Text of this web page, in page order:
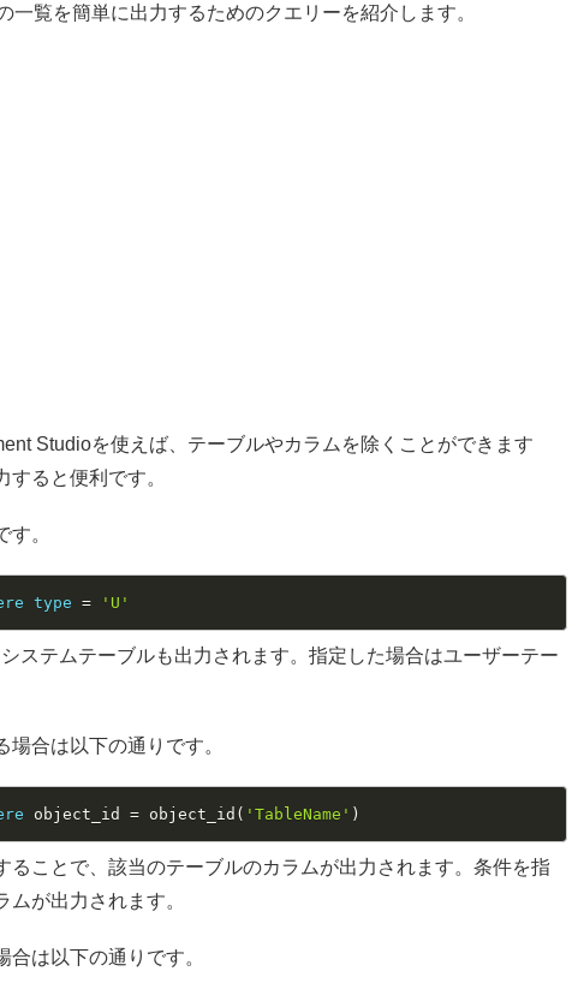
一覧を簡単に出力するためのクエリーを紹介します。
Studioを使えば、テーブルやカラムを除くことができます
ると便利です。
。
type = 'U'
ステムテーブルも出力されます。指定した場合はユーザーテー
合は以下の通りです。
object_id = object_id ( 'TableName' )
ることで、該当のテーブルのカラムが出力されます。条件を指
が出力されます。
は以下の通りです。